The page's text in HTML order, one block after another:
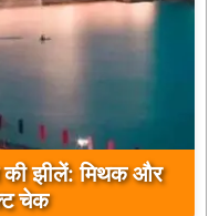
के बहुती जलप्रपात
दिशा में उठाया कदम